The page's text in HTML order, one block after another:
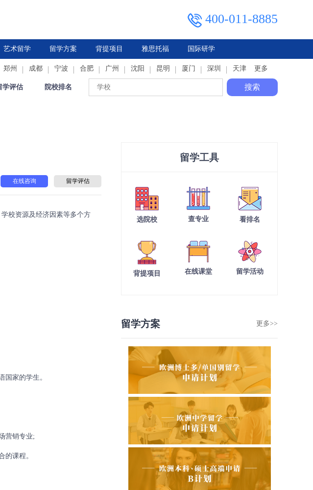
400-011-8885
西班牙 意大利 瑞典 俄罗斯
新加坡 日本 韩国 马来西亚 泰国
艺术留学 留学方案 背提项目 雅思托福 国际研学
郑州 成都 宁波 合肥 广州 沈阳 昆明 厦门 深圳 天津 更多
学评估 院校排名 搜索
在线咨询 留学评估
校资源及经济因素等多个方
家的学生。
营销专业;
课程。
留学工具
选院校 查专业 看排名
背提项目 在线课堂 留学活动
留学方案 更多>>